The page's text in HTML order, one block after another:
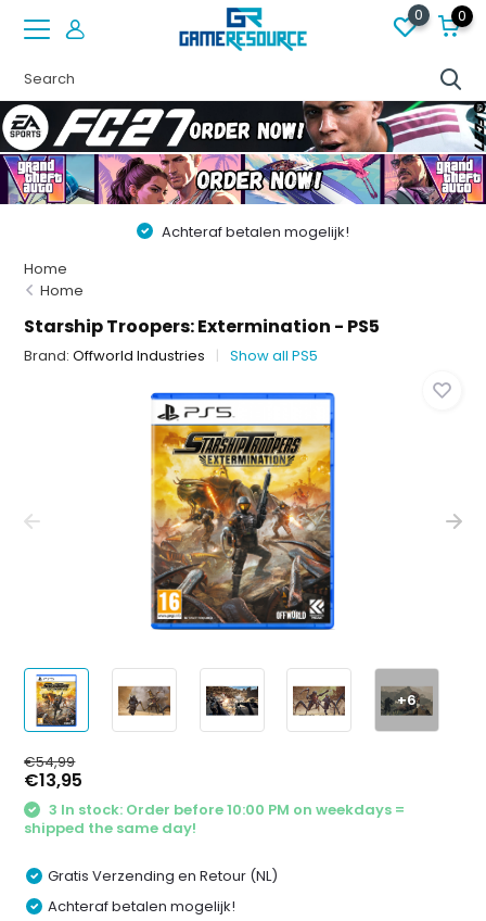
0 0
Achteraf betalen mogelijk!
Home
Home
Starship Troopers: Extermination - PS5
Brand:Offworld Industries Show all PS5
+6
€54,99
€13,95
3 In stock: Order before 10:00 PM on weekdays =
shipped the same day!
Gratis Verzending en Retour (NL)
Achteraf betalen mogelijk!